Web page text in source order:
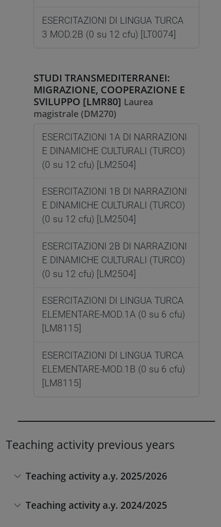
ESERCITAZIONI DI LINGUA TURCA
3 MOD.2B (0 su 12 cfu) [LT0074]
STUDI TRANSMEDITERRANEI:
MIGRAZIONE, COOPERAZIONE E
SVILUPPO [LMR80] Laurea
magistrale (DM270)
ESERCITAZIONI 1A DI NARRAZIONI
E DINAMICHE CULTURALI (TURCO)
(0 su 12 cfu) [LM2504]
ESERCITAZIONI 1B DI NARRAZIONI
E DINAMICHE CULTURALI (TURCO)
(0 su 12 cfu) [LM2504]
ESERCITAZIONI 2B DI NARRAZIONI
E DINAMICHE CULTURALI (TURCO)
(0 su 12 cfu) [LM2504]
ESERCITAZIONI DI LINGUA TURCA
ELEMENTARE-MOD.1A (0 su 6 cfu)
[LM8115]
ESERCITAZIONI DI LINGUA TURCA
ELEMENTARE-MOD.1B (0 su 6 cfu)
[LM8115]
Teaching activity previous years
Teaching activity a.y. 2025/2026
Teaching activity a.y. 2024/2025